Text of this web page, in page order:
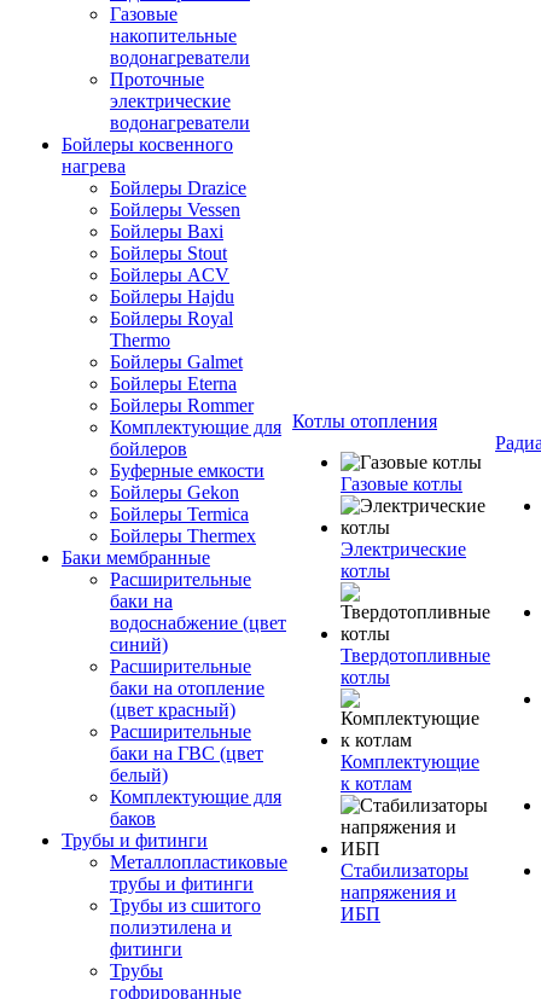
Газовые
накопительные
водонагреватели
Проточные
электрические
водонагреватели
Бойлеры косвенного
нагрева
Бойлеры Drazice
Бойлеры Vessen
Бойлеры Baxi
Бойлеры Stout
Бойлеры ACV
Бойлеры Hajdu
Бойлеры Royal
Thermo
Бойлеры Galmet
Бойлеры Eterna
Бойлеры Rommer
Комплектующие для
бойлеров
Буферные емкости
Бойлеры Gekon
Бойлеры Termica
Бойлеры Thermex
Баки мембранные
Расширительные
баки на
водоснабжение (цвет
синий)
Расширительные
баки на отопление
(цвет красный)
Расширительные
баки на ГВС (цвет
белый)
Комплектующие для
баков
Трубы и фитинги
Металлопластиковые
трубы и фитинги
Трубы из сшитого
полиэтилена и
фитинги
Трубы
гофрированные
Котлы отопления
Газовые котлы
Электрические
котлы
Твердотопливные
котлы
Комплектующие
к котлам
Стабилизаторы
напряжения и
ИБП